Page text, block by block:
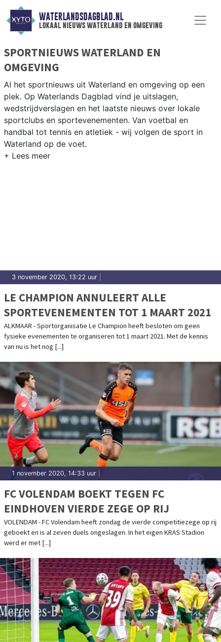
WATERLANDSDAGBLAD.NL
lokaal nieuws waterland en omgeving
SPORTNIEUWS WATERLAND EN
OMGEVING
Al het sportnieuws uit Waterland en omgeving op een
plek. Op Waterlands Dagblad vind je uitslagen,
wedstrijdverslagen en het laatste nieuws over lokale
sportclubs en sportevenementen. Van voetbal en
handbal tot tennis en atletiek - wij volgen de sport in
Waterland op de voet.
3 november 2020, 13:22 uur
LE CHAMPION ANNULEERT ALLE
SPORTEVENEMENTEN TOT 1 MAART 2021
ALKMAAR - Sportorganisatie Le Champion heeft besloten om geen
fysieke evenementen te organiseren tot 1 maart 2021. Met de kennis
van nu is het nog [...]
1 november 2020, 14:33 uur
FC VOLENDAM BOEKT TEGEN FC
EINDHOVEN VIERDE ZEGE OP RIJ
VOLENDAM - FC Volendam heeft zondag de vierde competitiezege op rij
geboekt en is al zeven duels ongeslagen. In het eigen KRAS Stadion
werd er met [...]